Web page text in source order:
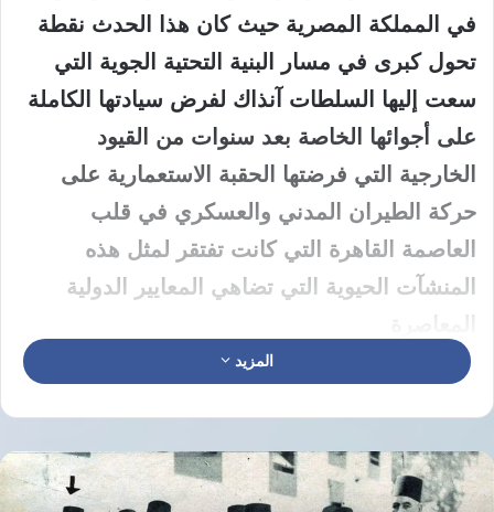
في المملكة المصرية حيث كان هذا الحدث نقطة
تحول كبرى في مسار البنية التحتية الجوية التي
سعت إليها السلطات آنذاك لفرض سيادتها الكاملة
على أجوائها الخاصة بعد سنوات من القيود
الخارجية التي فرضتها الحقبة الاستعمارية على
حركة الطيران المدني والعسكري في قلب
العاصمة القاهرة التي كانت تفتقر لمثل هذه
المنشآت الحيوية التي تضاهي المعايير الدولية
بدأت عمليات التشييد الفعلية في مطار ألماظة
من احتكار سلاح الجو البريطاني للمجال الجوي عبر
مطار هليوبليس الذي كان القاعدة الوحيدة المتاحة
المزيد